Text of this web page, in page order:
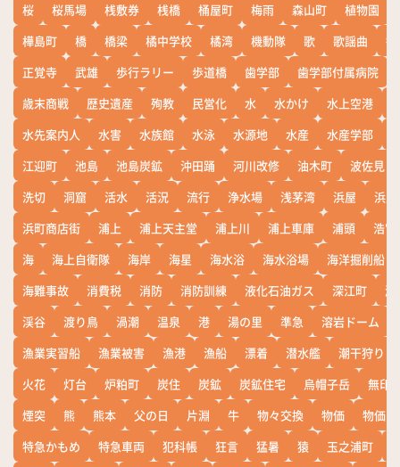
桜
桜馬場 桟敷券 桟橋 桶屋町 梅雨 森山町 植物園
樺島町
橋 橋梁 橘中学校 橘湾 機動隊 歌 歌謡曲
正覚寺
武雄 歩行ラリー 歩道橋 歯学部 歯学部付属病院
歳末商戦
歴史遺産 殉教 民営化 水 水かけ 水上空港
水先案内人
水害 水族館 水泳 水源地 水産 水産学部
江迎町
池島 池島炭鉱 沖田踊 河川改修 油木町
波佐見
洗切
洞窟 活水 活況 流行 浄水場 浅茅湾 浜屋
浜
浜町商店街
浦上 浦上天主堂 浦上川 浦上車庫 浦頭
浩宮
海
海上自衛隊 海岸 海星 海水浴 海水浴場
海洋掘削船
海難事故
消費税 消防 消防訓練 液化石油ガス 深江町
淵
渓谷
渡り鳥 渦潮 温泉 港 湯の里 準急 溶岩ドーム
漁業実習船
漁業被害 漁港 漁船 漂着 潜水艦
潮干狩り
火花
灯台 炉粕町 炭住 炭鉱 炭鉱住宅 烏帽子岳
無印
煙突
熊 熊本 父の日 片淵 牛 物々交換 物価
物価高
特急かもめ
特急車両 犯科帳 狂言 猛暑 猿 玉之浦町